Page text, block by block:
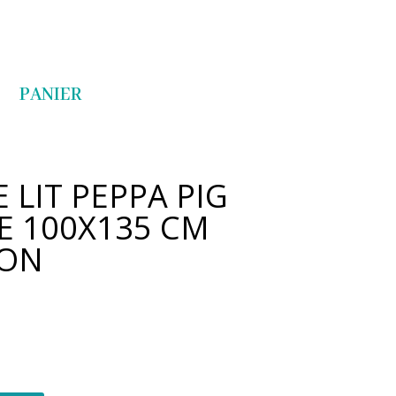
PANIER
LIT PEPPA PIG
100X135 CM